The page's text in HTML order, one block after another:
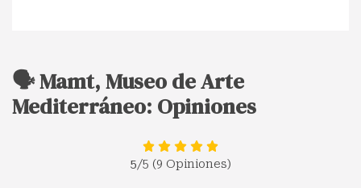
🗣️ Mamt, Museo de Arte
Mediterráneo: Opiniones
5/5 (9 Opiniones)